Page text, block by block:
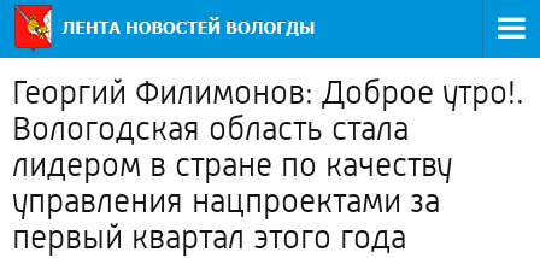
Георгий Филимонов: Доброе утро!.
Вологодская область стала
лидером в стране по качеству
управления нацпроектами за
первый квартал этого года